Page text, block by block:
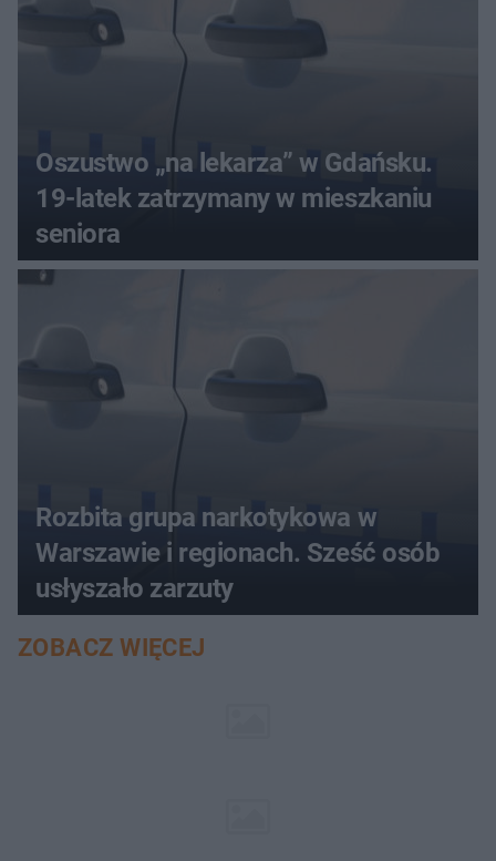
Oszustwo „na lekarza” w Gdańsku.
19-latek zatrzymany w mieszkaniu
seniora
Rozbita grupa narkotykowa w
Warszawie i regionach. Sześć osób
usłyszało zarzuty
ZOBACZ WIĘCEJ